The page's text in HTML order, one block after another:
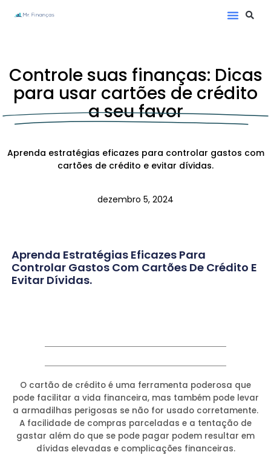
Controle suas finanças: Dicas
para usar cartões de crédito
a seu favor
Aprenda estratégias eficazes para controlar gastos com
cartões de crédito e evitar dívidas.
dezembro 5, 2024
Aprenda Estratégias Eficazes Para
Controlar Gastos Com Cartões De Crédito E
Evitar Dívidas.
O cartão de crédito é uma ferramenta poderosa que
pode facilitar a vida financeira, mas também pode levar
a armadilhas perigosas se não for usado corretamente.
A facilidade de compras parceladas e a tentação de
gastar além do que se pode pagar podem resultar em
dívidas elevadas e complicações financeiras.